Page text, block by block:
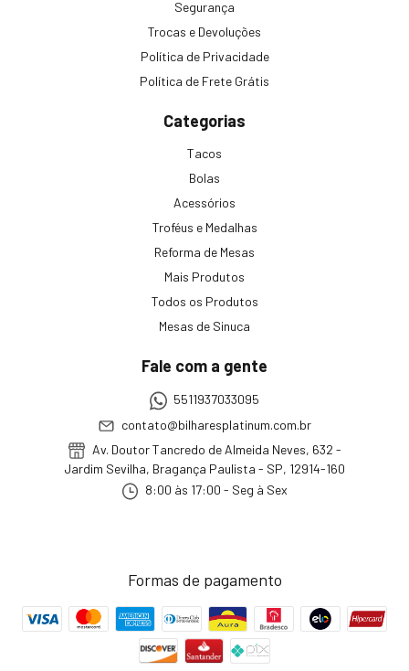
Segurança
Trocas e Devoluções
Política de Privacidade
Política de Frete Grátis
Categorias
Tacos
Bolas
Acessórios
Troféus e Medalhas
Reforma de Mesas
Mais Produtos
Todos os Produtos
Mesas de Sinuca
Fale com a gente
5511937033095
contato@bilharesplatinum.com.br
Av. Doutor Tancredo de Almeida Neves, 632 -
Jardim Sevilha, Bragança Paulista - SP, 12914-160
8:00 às 17:00 - Seg à Sex
Formas de pagamento